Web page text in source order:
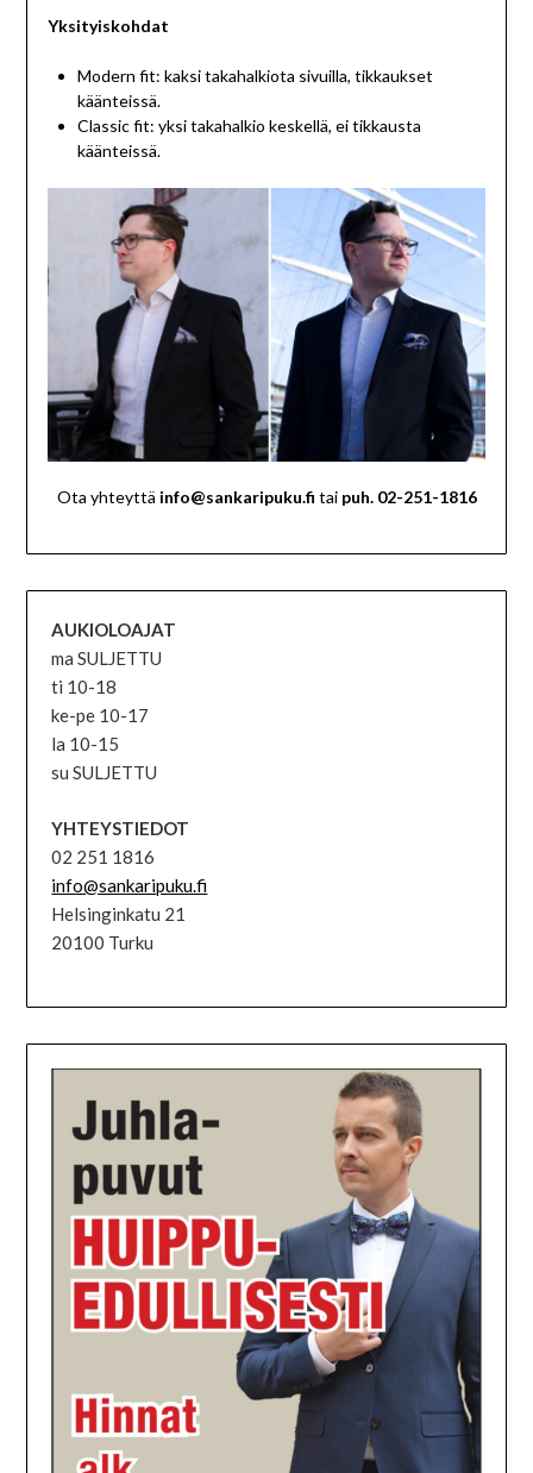
Yksityiskohdat
Modern fit: kaksi takahalkiota sivuilla, tikkaukset
käänteissä.
Classic fit: yksi takahalkio keskellä, ei tikkausta
käänteissä.
Ota yhteyttä info@sankaripuku.fi tai puh. 02-251-1816
AUKIOLOAJAT
ma SULJETTU
ti 10-18
ke-pe 10-17
la 10-15
su SULJETTU
YHTEYSTIEDOT
02 251 1816
info@sankaripuku.fi
Helsinginkatu 21
20100 Turku